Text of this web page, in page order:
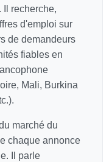
Il recherche,
d'emploi sur
de demandeurs
fiables en
Mali, Burkina
marché du
chaque annonce
Il parle